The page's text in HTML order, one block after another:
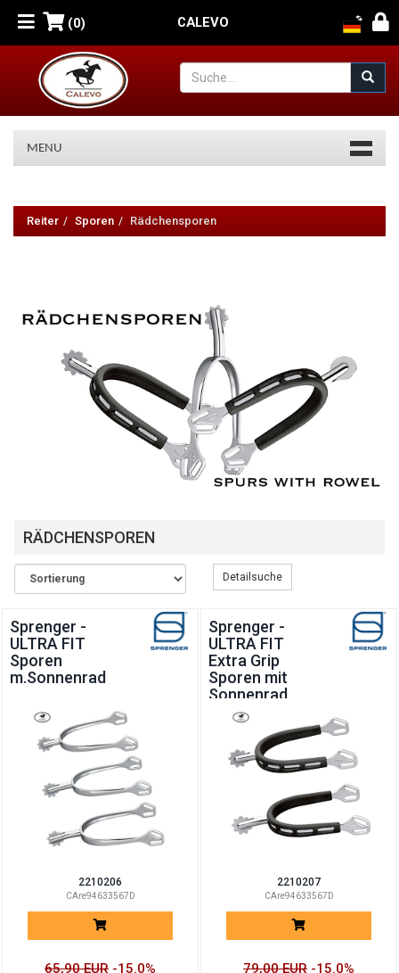
(0) CALEVO
MENU
Rädchensporen
Reiter Sporen Rädchensporen
RÄDCHENSPOREN
Detailsuche
Sprenger -
ULTRA FIT
Sporen
m.Sonnenrad
2210206
CAre94633567D
65,90 EUR -15.0%
Sprenger -
ULTRA FIT
Extra Grip
Sporen mit
Sonnenrad
2210207
CAre94633567D
79,00 EUR -15.0%